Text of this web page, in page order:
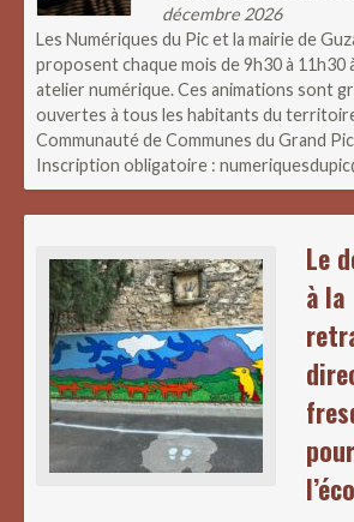
décembre 2026
Les Numériques du Pic et la mairie de
proposent chaque mois de 9h30 à 11h30
atelier numérique. Ces animations sont
ouvertes à tous les habitants du
Communauté de Communes du Grand
Inscription obligatoire :
Le
à la